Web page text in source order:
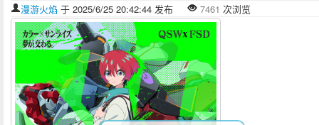
漫游火焰 于 2025/6/25 20:42:44 发布 7461 次浏览